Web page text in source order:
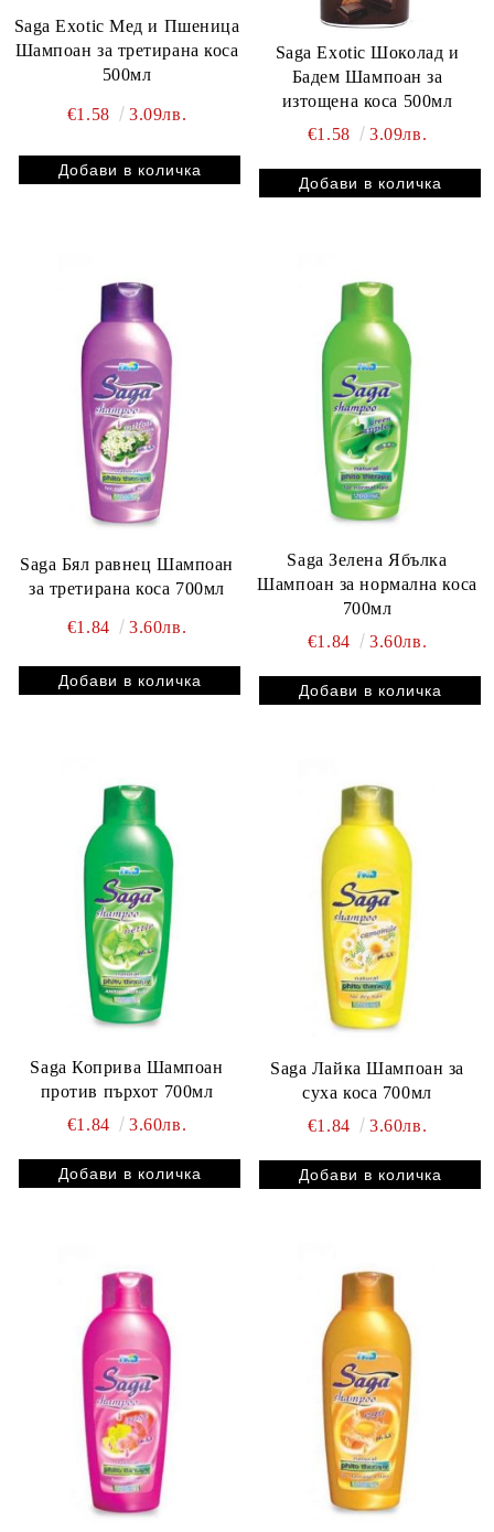
Saga Exotic Мед и Пшеница
Шампоан за третирана коса
500мл
€1.58 3.09лв.
Saga Exotic Шоколад и
Бадем Шампоан за
изтощена коса 500мл
€1.58
3.09лв.
Saga Бял равнец Шампоан
за третирана коса 700мл
€1.84 3.60лв.
Saga Зелена Ябълка
Шампоан за нормална коса
700мл
€1.84
3.60лв.
Saga Коприва Шампоан
против пърхот 700мл
€1.84
3.60лв.
Saga Лайка Шампоан за
суха коса 700мл
€1.84
3.60лв.